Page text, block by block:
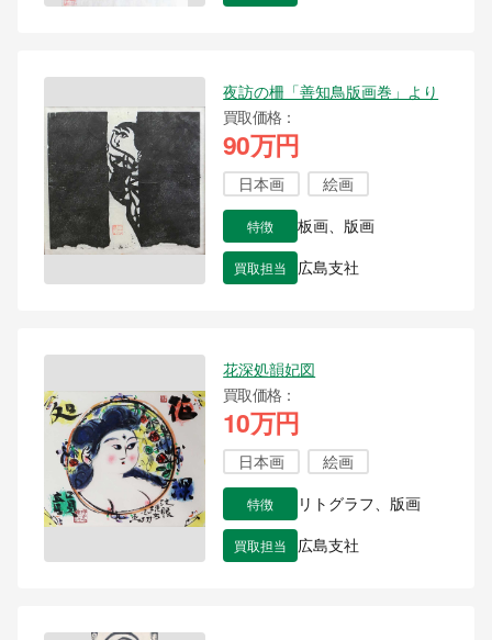
夜訪の柵「善知鳥版画巻」より
買取価格
90万円
日本画 絵画
特徴 板画、版画
買取担当 広島支社
花深処韻妃図
買取価格
10万円
日本画 絵画
特徴 リトグラフ、版画
買取担当 広島支社